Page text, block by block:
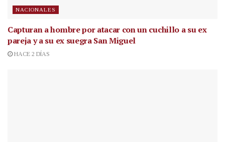
NACIONALES
Capturan a hombre por atacar con un cuchillo a su ex
pareja y a su ex suegra San Miguel
HACE 2 DÍAS